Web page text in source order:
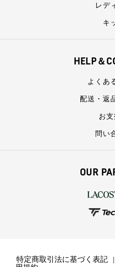
レデ
キ
HELP＆
よくあ
配送・返
お
問い
OUR
特定商取引法に基づく表記